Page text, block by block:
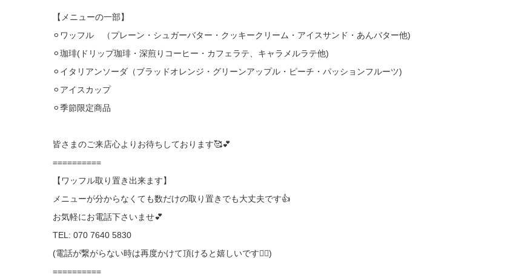
【メニューの一部】
⚪︎ワッフル （プレーン・シュガーバター・クッキークリーム・アイスサンド・あんバター他)
⚪︎珈琲(ドリップ珈琲・深煎りコーヒー・カフェラテ、キャラメルラテ他)
⚪︎イタリアンソーダ（ブラッドオレンジ・グリーンアップル・ピーチ・パッションフルーツ)
⚪︎アイスカップ
⚪︎季節限定商品
皆さまのご来店心よりお待ちしております🥰💕
==========
【ワッフル取り置き出来ます】
メニューが分からなくても数だけの取り置きでも大丈夫です👍
お気軽にお電話下さいませ💕
TEL: 070 7640 5830
(電話が繋がらない時は再度かけて頂けると嬉しいです🙇‍♀️)
==========